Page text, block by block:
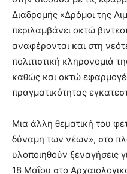
Διαδρομής «Δρόμοι της
περιλαμβάνει οκτώ
αναφέρονται και στη
πολιτιστική κληρονομιά
καθώς και οκτώ
πραγματικότητας
Μια άλλη θεματική του
δύναμη των νέων», στο
υλοποιηθούν ξεναγήσεις
18 Μαΐου στο